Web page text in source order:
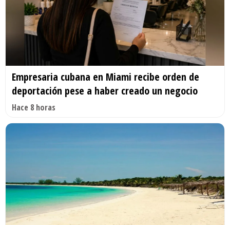
Empresaria cubana en Miami recibe orden de
deportación pese a haber creado un negocio
Hace 8 horas